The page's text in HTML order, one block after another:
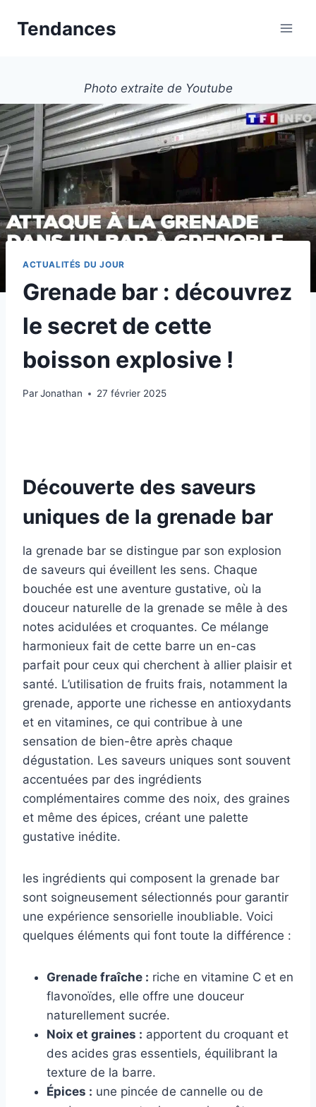
Tendances
Photo extraite de Youtube
ACTUALITÉS DU JOUR
Grenade bar : découvrez
le secret de cette
boisson explosive !
ParJonathan 27 février 2025
Découverte des saveurs
uniques de la grenade bar
la grenade bar se distingue par son explosion
de saveurs qui éveillent les sens. Chaque
bouchée est une aventure gustative, où la
douceur naturelle de la grenade se mêle à des
notes acidulées et croquantes. Ce mélange
harmonieux fait de cette barre un en-cas
parfait pour ceux qui cherchent à allier plaisir et
santé. L’utilisation de fruits frais, notamment la
grenade, apporte une richesse en antioxydants
et en vitamines, ce qui contribue à une
sensation de bien-être après chaque
dégustation. Les saveurs uniques sont souvent
accentuées par des ingrédients
complémentaires comme des noix, des graines
et même des épices, créant une palette
gustative inédite.
les ingrédients qui composent la grenade bar
sont soigneusement sélectionnés pour garantir
une expérience sensorielle inoubliable. Voici
quelques éléments qui font toute la différence :
Grenade fraîche : riche en vitamine C et en
flavonoïdes, elle offre une douceur
naturellement sucrée.
Noix et graines : apportent du croquant et
des acides gras essentiels, équilibrant la
texture de la barre.
Épices : une pincée de cannelle ou de